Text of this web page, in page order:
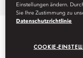
Einstellungen ändern.
Sie Ihre Zustimmung zu
Datenschutzrichtlinie
COOKIE-